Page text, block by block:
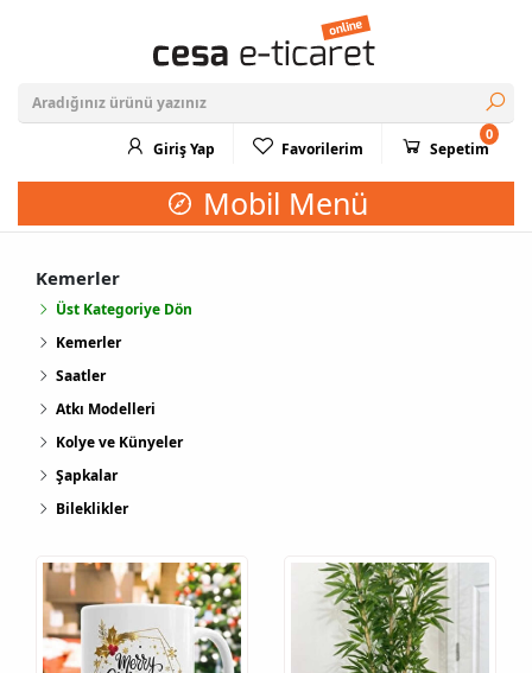
Giriş Yap Favorilerim
0
Sepetim
Mobil Menü
Kemerler
Üst Kategoriye Dön
Kemerler
Saatler
Atkı Modelleri
Kolye ve Künyeler
Şapkalar
Bileklikler